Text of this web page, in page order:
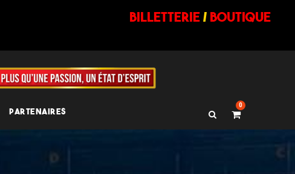
billetterie/ BOUTIQUE
PARTENAIRES
0